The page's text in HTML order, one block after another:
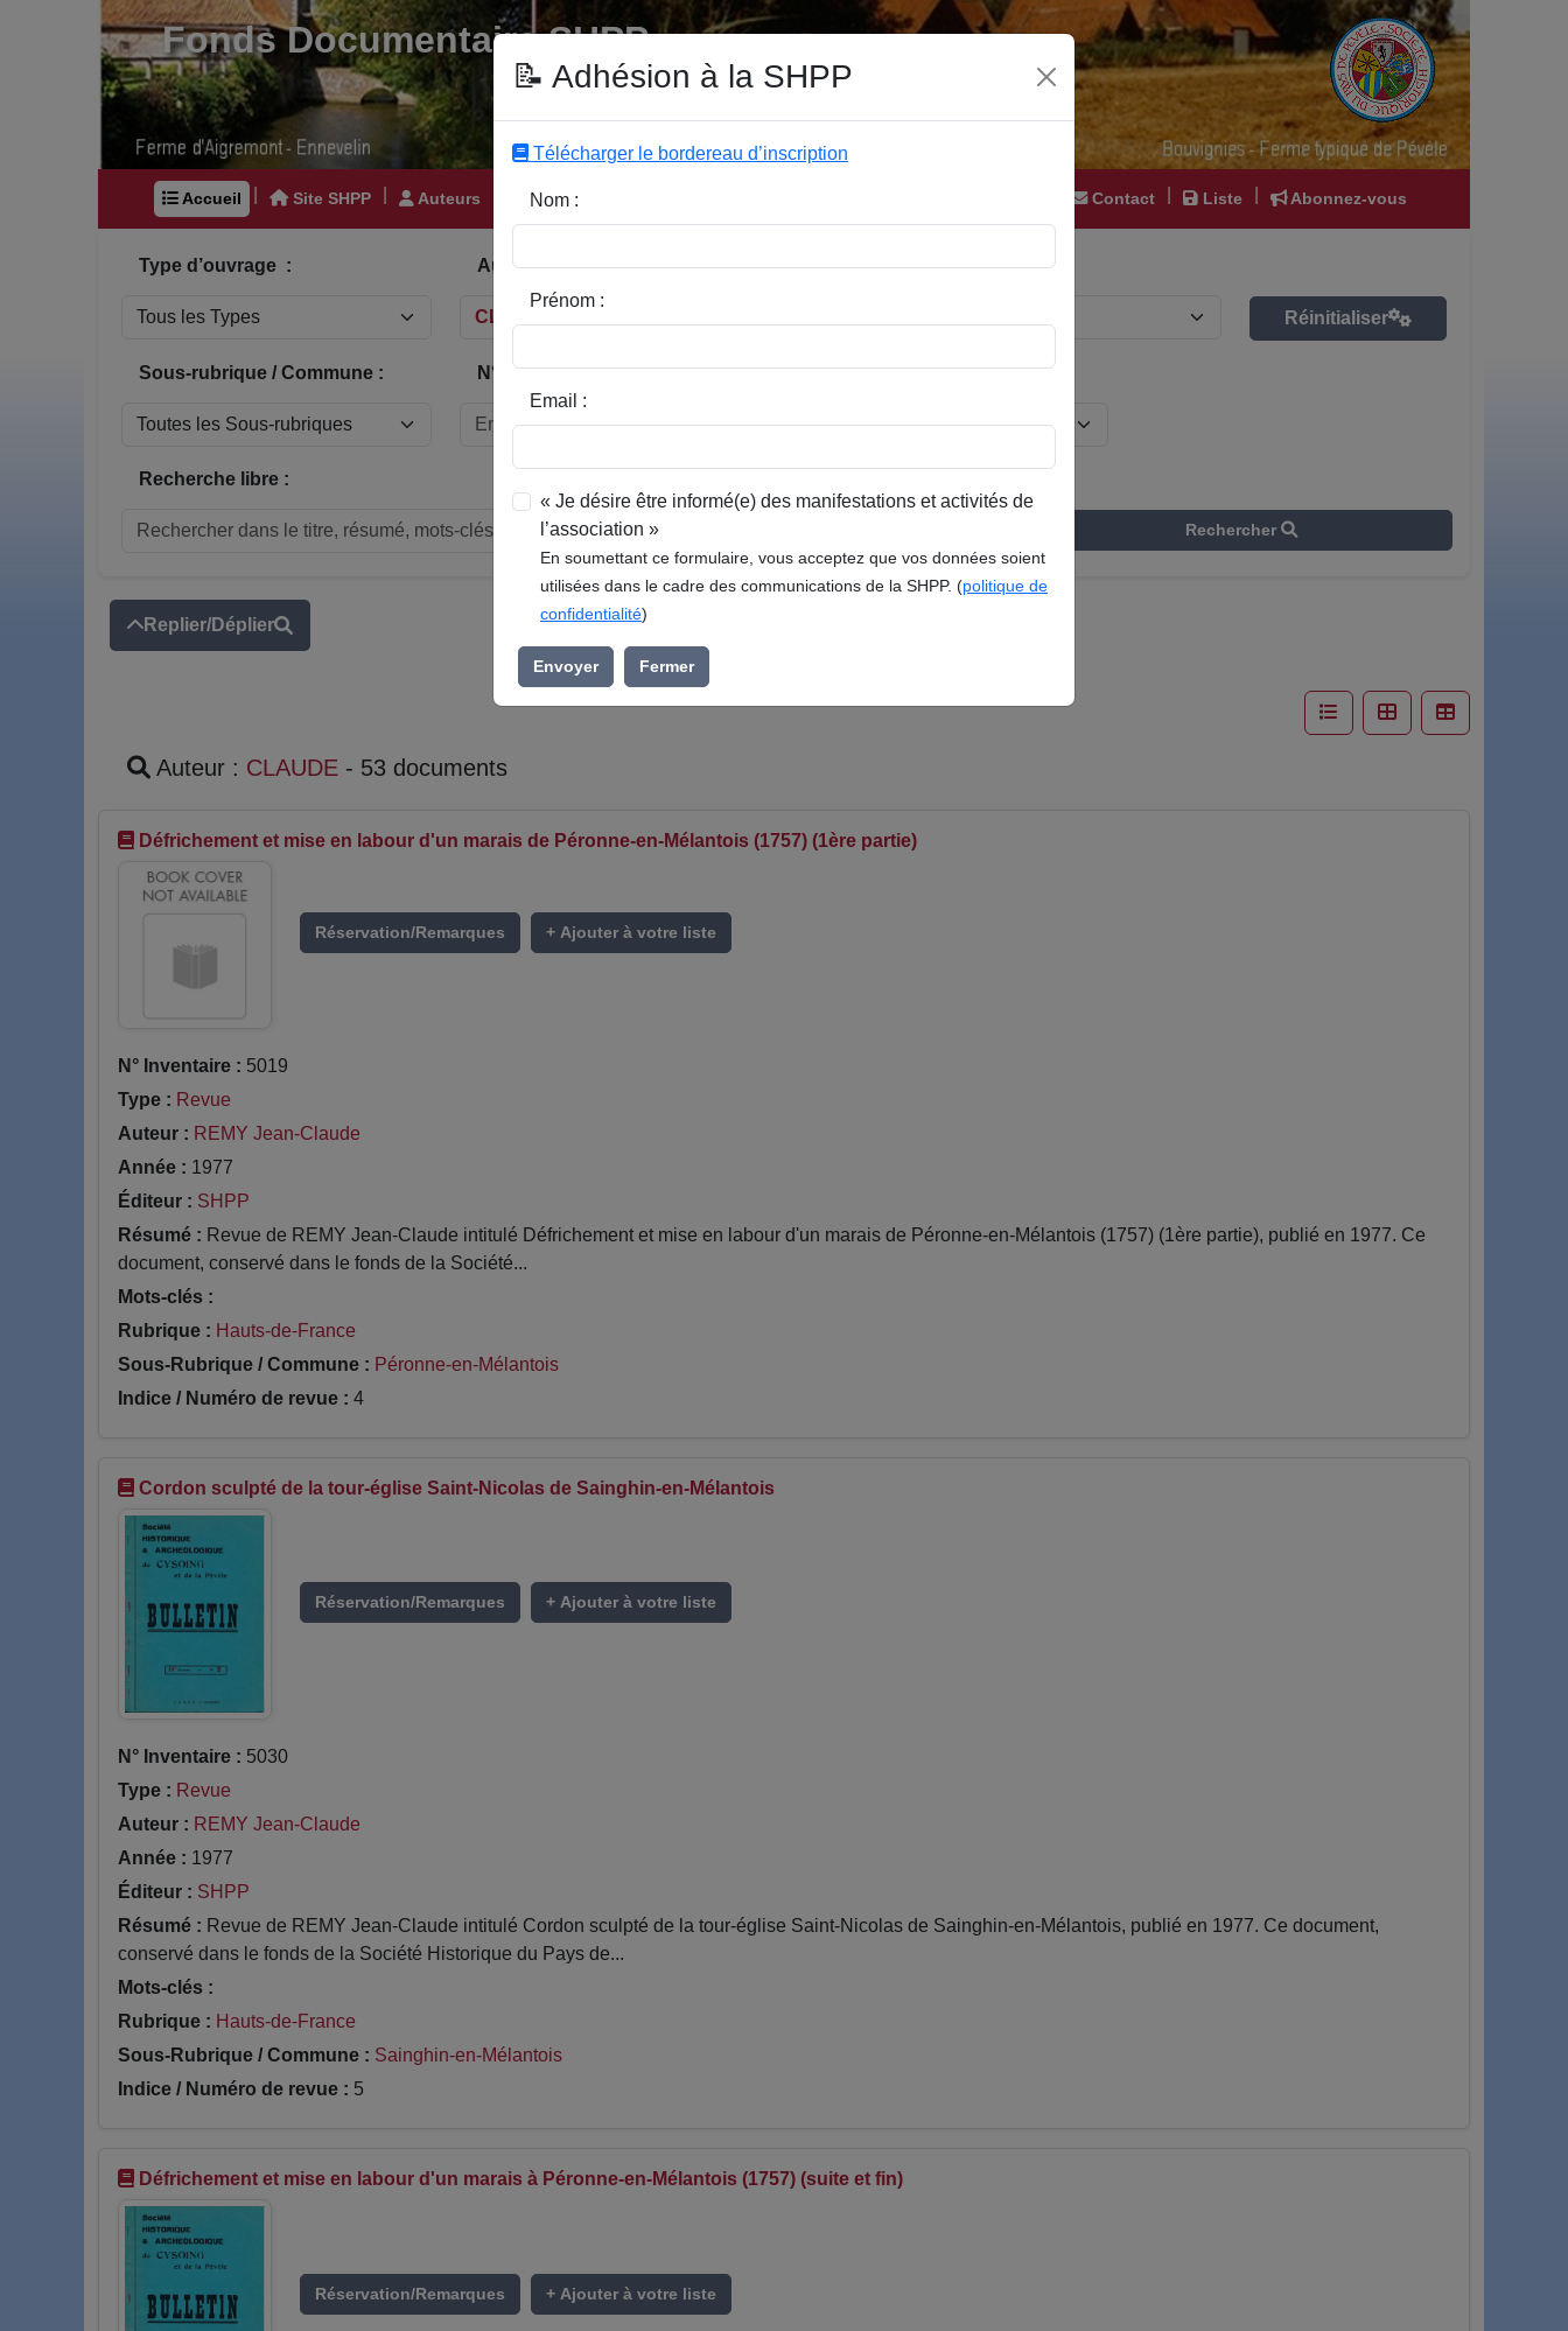
Fonds Documentaire SHPP
Accueil Site SHPP Auteurs Editeurs Contact Liste Abonnez-vous
Type d’ouvrage : Auteur : Rubrique :
Réinitialiser
Sous-rubrique / Commune : N° Indice / Revue : Classer par :
Recherche libre :
Rechercher
Replier/Déplier
Auteur : CLAUDE - 53 documents
Défrichement et mise en labour d'un marais de Péronne-en-Mélantois (1757) (1ère partie)
Réservation/Remarques + Ajouter à votre liste
N° Inventaire : 5019
Type : Revue
Auteur : REMY Jean-Claude
Année : 1977
Éditeur : SHPP
Résumé : Revue de REMY Jean-Claude intitulé Défrichement et mise en labour d'un marais de Péronne-en-Mélantois (1757) (1ère partie), publié en 1977. Ce
document, conservé dans le fonds de la Société...
Mots-clés :
Rubrique : Hauts-de-France
Sous-Rubrique / Commune : Péronne-en-Mélantois
Indice / Numéro de revue : 4
Cordon sculpté de la tour-église Saint-Nicolas de Sainghin-en-Mélantois
Réservation/Remarques + Ajouter à votre liste
N° Inventaire : 5030
Type : Revue
Auteur : REMY Jean-Claude
Année : 1977
Éditeur : SHPP
Résumé : Revue de REMY Jean-Claude intitulé Cordon sculpté de la tour-église Saint-Nicolas de Sainghin-en-Mélantois, publié en 1977. Ce document,
conservé dans le fonds de la Société Historique du Pays de...
Mots-clés :
Rubrique : Hauts-de-France
Sous-Rubrique / Commune : Sainghin-en-Mélantois
Indice / Numéro de revue : 5
Défrichement et mise en labour d'un marais à Péronne-en-Mélantois (1757) (suite et fin)
Réservation/Remarques + Ajouter à votre liste
📝 Adhésion à la SHPP
Télécharger le bordereau d’inscription
Nom :
Prénom :
Email :
« Je désire être informé(e) des manifestations et activités de
l’association »
En soumettant ce formulaire, vous acceptez que vos données soient
utilisées dans le cadre des communications de la SHPP. (politique de
confidentialité)
Envoyer Fermer